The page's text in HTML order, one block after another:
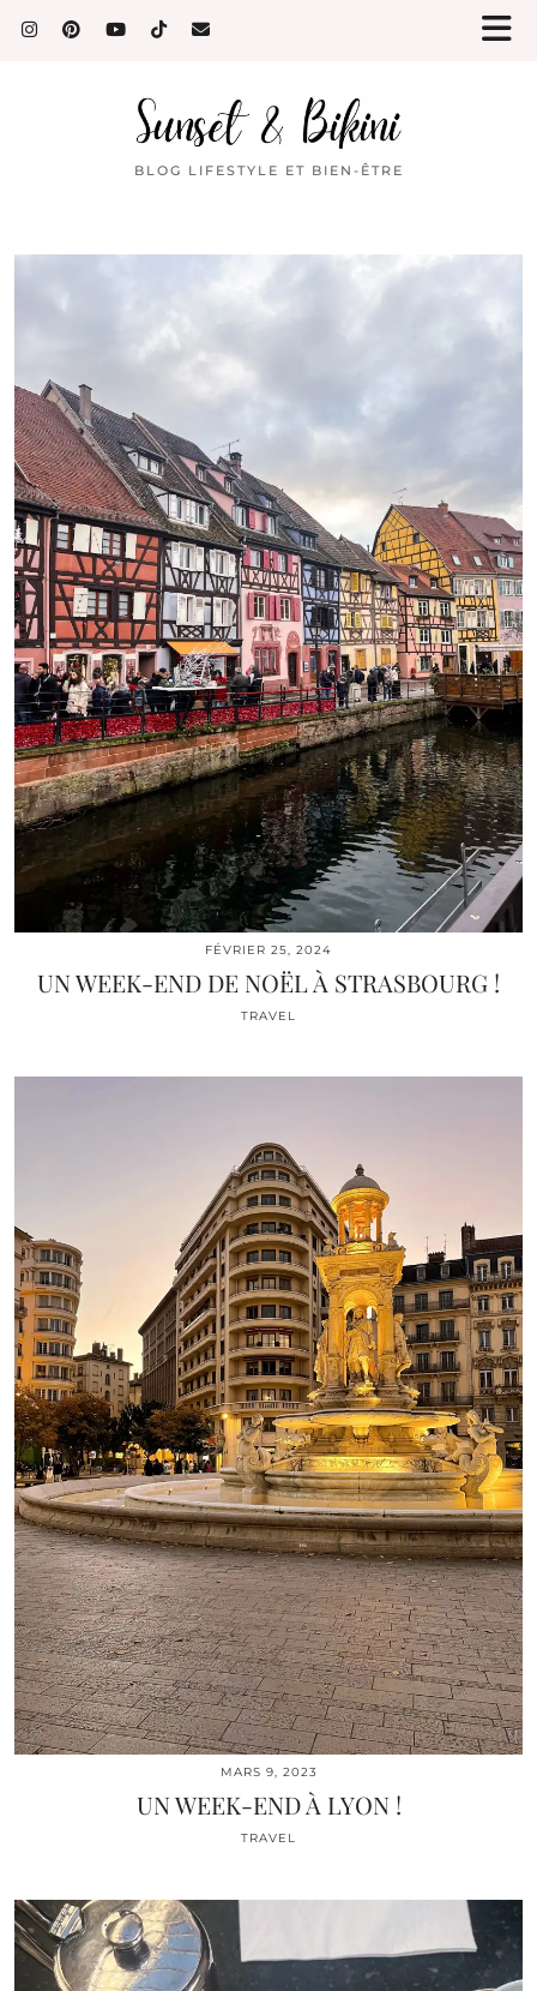
BLOG LIFESTYLE ET BIEN-ÊTRE
FÉVRIER 25, 2024
UN WEEK-END DE NOËL À STRASBOURG !
TRAVEL
MARS 9, 2023
UN WEEK-END À LYON !
TRAVEL